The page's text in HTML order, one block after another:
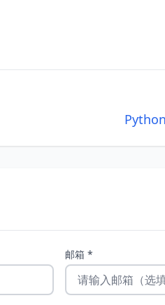
邮箱 *